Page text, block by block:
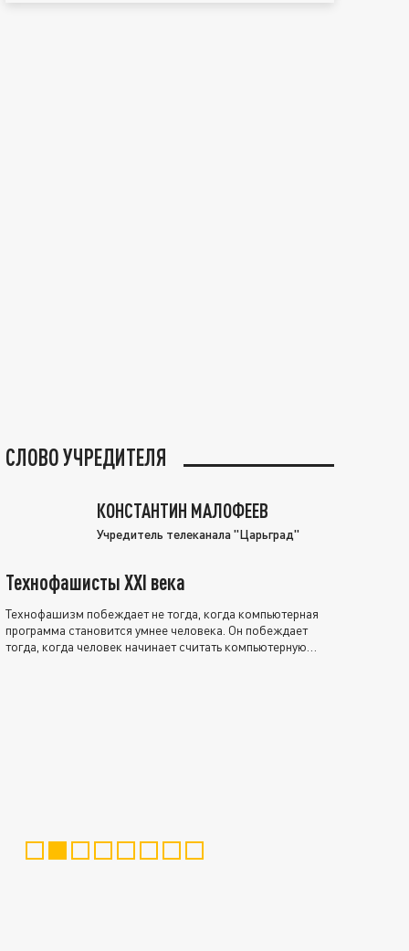
СЛОВО УЧРЕДИТЕЛЯ
КОНСТАНТИН МАЛОФЕЕВ
Учредитель телеканала "Царьград"
Технофашисты XXI века
Технофашизм побеждает не тогда, когда компьютерная
программа становится умнее человека. Он побеждает
тогда, когда человек начинает считать компьютерную